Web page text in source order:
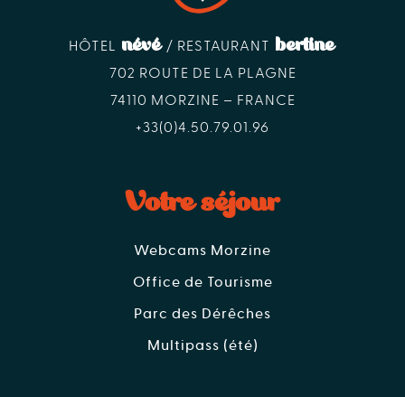
HÔTEL névé / RESTAURANT bertine
702 ROUTE DE LA PLAGNE
74110 MORZINE – FRANCE
+33(0)4.50.79.01.96
Votre séjour
Webcams Morzine
Office de Tourisme
Parc des Dérêches
Multipass (été)